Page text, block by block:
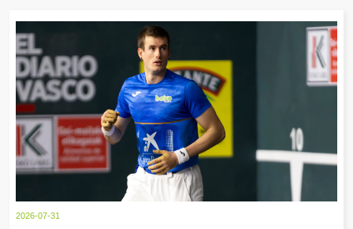
2026-07-31